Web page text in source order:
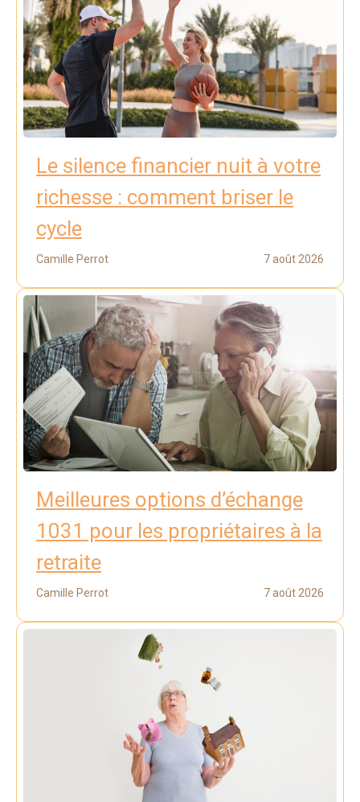
Le silence financier nuit à votre
richesse : comment briser le
cycle
Camille Perrot 7 août 2026
Meilleures options d’échange
1031 pour les propriétaires à la
retraite
Camille Perrot 7 août 2026